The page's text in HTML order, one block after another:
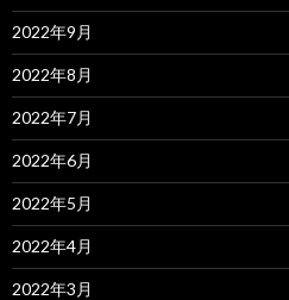
2022年9月
2022年8月
2022年7月
2022年6月
2022年5月
2022年4月
2022年3月